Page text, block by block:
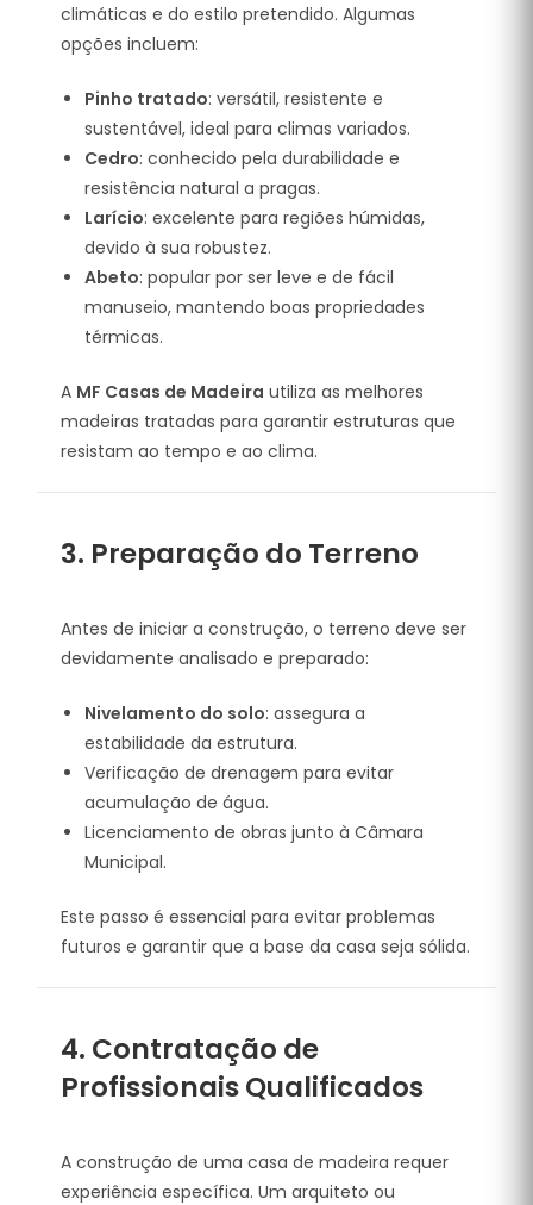
climáticas e do estilo pretendido. Algumas
opções incluem:
Pinho tratado: versátil, resistente e
sustentável, ideal para climas variados.
Cedro: conhecido pela durabilidade e
resistência natural a pragas.
Larício: excelente para regiões húmidas,
devido à sua robustez.
Abeto: popular por ser leve e de fácil
manuseio, mantendo boas propriedades
térmicas.
A MF Casas de Madeira utiliza as melhores
madeiras tratadas para garantir estruturas que
resistam ao tempo e ao clima.
3. Preparação do Terreno
Antes de iniciar a construção, o terreno deve ser
devidamente analisado e preparado:
Nivelamento do solo: assegura a
estabilidade da estrutura.
Verificação de drenagem para evitar
acumulação de água.
Licenciamento de obras junto à Câmara
Municipal.
Este passo é essencial para evitar problemas
futuros e garantir que a base da casa seja sólida.
4. Contratação de
Profissionais Qualificados
A construção de uma casa de madeira requer
experiência específica. Um arquiteto ou